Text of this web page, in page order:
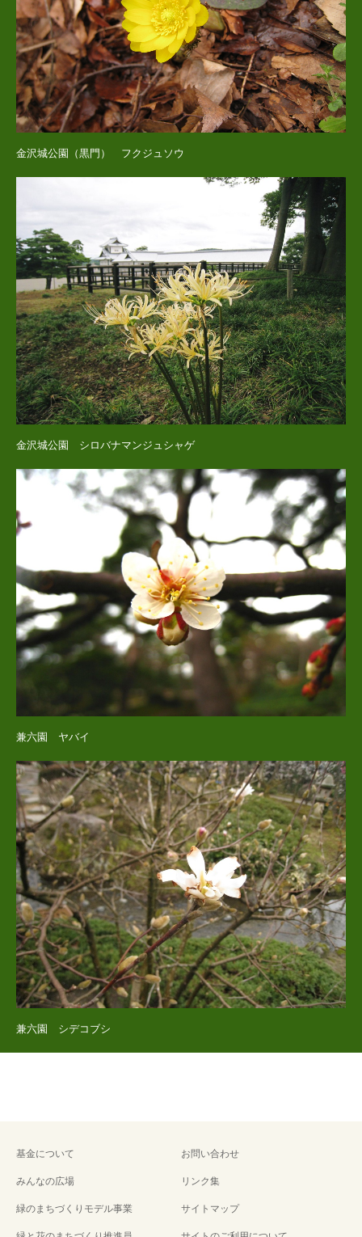
金沢城公園（黒門） フクジュソウ
金沢城公園 シロバナマンジュシャゲ
兼六園 ヤバイ
兼六園 シデコブシ
基金について
みんなの広場
緑のまちづくりモデル事業
お問い合わせ
リンク集
サイトマップ